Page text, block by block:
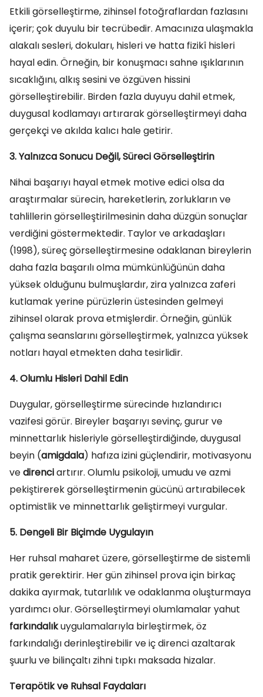
Etkili görselleştirme, zihinsel fotoğraflardan fazlasını
içerir; çok duyulu bir tecrübedir. Amacınıza ulaşmakla
alakalı sesleri, dokuları, hisleri ve hatta fizikî hisleri
hayal edin. Örneğin, bir konuşmacı sahne ışıklarının
sıcaklığını, alkış sesini ve özgüven hissini
görselleştirebilir. Birden fazla duyuyu dahil etmek,
duygusal kodlamayı artırarak görselleştirmeyi daha
gerçekçi ve akılda kalıcı hale getirir.
3. Yalnızca Sonucu Değil, Süreci Görselleştirin
Nihai başarıyı hayal etmek motive edici olsa da
araştırmalar sürecin, hareketlerin, zorlukların ve
tahlillerin görselleştirilmesinin daha düzgün sonuçlar
verdiğini göstermektedir. Taylor ve arkadaşları
(1998), süreç görselleştirmesine odaklanan bireylerin
daha fazla başarılı olma mümkünlüğünün daha
yüksek olduğunu bulmuşlardır, zira yalnızca zaferi
kutlamak yerine pürüzlerin üstesinden gelmeyi
zihinsel olarak prova etmişlerdir. Örneğin, günlük
çalışma seanslarını görselleştirmek, yalnızca yüksek
notları hayal etmekten daha tesirlidir.
4. Olumlu Hisleri Dahil Edin
Duygular, görselleştirme sürecinde hızlandırıcı
vazifesi görür. Bireyler başarıyı sevinç, gurur ve
minnettarlık hisleriyle görselleştirdiğinde, duygusal
beyin (amigdala) hafıza izini güçlendirir, motivasyonu
vedirenciartırır. Olumlu psikoloji, umudu ve azmi
pekiştirerek görselleştirmenin gücünü artırabilecek
optimistlik ve minnettarlık geliştirmeyi vurgular.
5. Dengeli Bir Biçimde Uygulayın
Her ruhsal maharet üzere, görselleştirme de sistemli
pratik gerektirir. Her gün zihinsel prova için birkaç
dakika ayırmak, tutarlılık ve odaklanma oluşturmaya
yardımcı olur. Görselleştirmeyi olumlamalar yahut
farkındalıkuygulamalarıyla birleştirmek, öz
farkındalığı derinleştirebilir ve iç direnci azaltarak
şuurlu ve bilinçaltı zihni tıpkı maksada hizalar.
Terapötik ve Ruhsal Faydaları